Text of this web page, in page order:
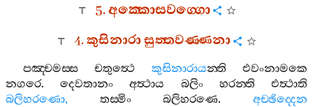
5.අක‍්කොසවග‍්ගො
4.කුසිනාරාසුත‍්තවණ‍්ණනා
පඤ‍්චමස‍්ස චතුත්‍ථෙ කුසිනාරායන‍්ති
එවංනාමකෙ
නගරෙ.දෙවතානං අත්‍ථාය බලිං හරන‍්ති
එත්‍ථාති
බලිහරණො, තස‍්මිං බලිහරණෙ.අච‍්ඡිද‍්දෙන